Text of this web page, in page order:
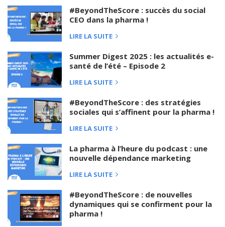
#BeyondTheScore : succès du social
CEO dans la pharma !
LIRE LA SUITE
Summer Digest 2025 : les actualités e-
santé de l’été – Episode 2
LIRE LA SUITE
#BeyondTheScore : des stratégies
sociales qui s’affinent pour la pharma !
LIRE LA SUITE
La pharma à l’heure du podcast : une
nouvelle dépendance marketing
LIRE LA SUITE
#BeyondTheScore : de nouvelles
dynamiques qui se confirment pour la
pharma !